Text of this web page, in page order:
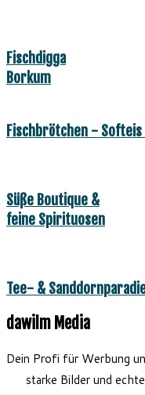
Fischdigga
Borkum
Fischbrötchen -
Süße Boutique &
feine Spirituosen
Tee- &
dawilm Media
Dein Profi für Werbung
starke Bilder und